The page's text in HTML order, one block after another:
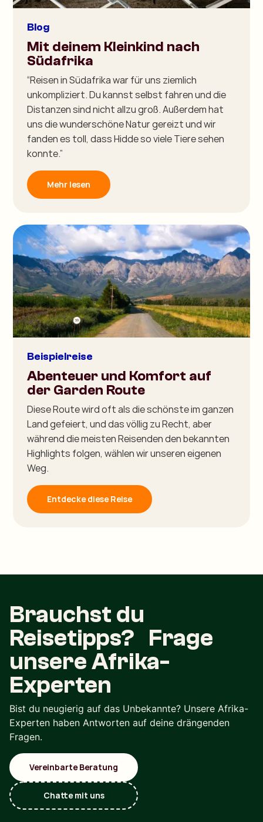
Blog
Mit deinem Kleinkind nach
Südafrika
“Reisen in Südafrika war für uns ziemlich
unkompliziert. Du kannst selbst fahren und die
Distanzen sind nicht allzu groß. Außerdem hat
uns die wunderschöne Natur gereizt und wir
fanden es toll, dass Hidde so viele Tiere sehen
konnte.”
Mehr lesen
Beispielreise
Abenteuer und Komfort auf
der Garden Route
Diese Route wird oft als die schönste im ganzen
Land gefeiert, und das völlig zu Recht, aber
während die meisten Reisenden den bekannten
Highlights folgen, wählen wir unseren eigenen
Weg.
Entdecke diese Reise
Brauchst du
Reisetipps? Frage
unsere Afrika-
Experten
Bist du neugierig auf das Unbekannte? Unsere Afrika-
Experten haben Antworten auf deine drängenden
Fragen.
Vereinbarte Beratung
Chatte mit uns